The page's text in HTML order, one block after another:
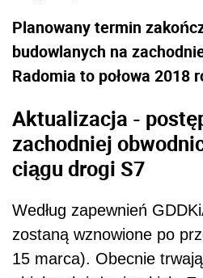
Planowany termin
budowlanych na
Radomia to połowa 2018
Aktualizacja -
zachodniej
ciągu drogi S7
Według zapewnień
zostaną wznowione po
15 marca). Obecnie